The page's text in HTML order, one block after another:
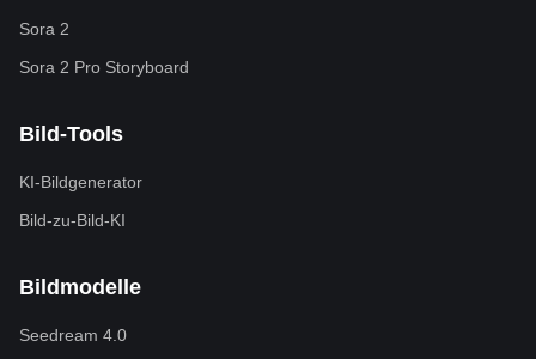
Sora 2
Sora 2 Pro Storyboard
Bild-Tools
KI-Bildgenerator
Bild-zu-Bild-KI
Bildmodelle
Seedream 4.0